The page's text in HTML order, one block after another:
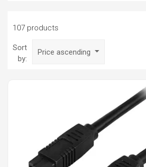
107 products
Sort
by:
Price ascending